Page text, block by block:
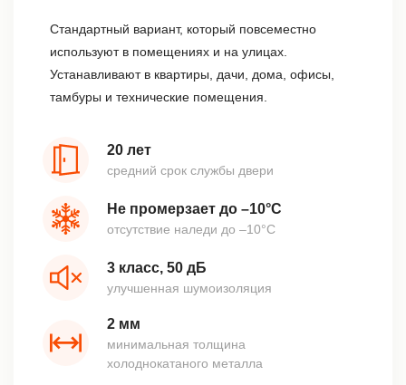
Стандартный вариант, который повсеместно
используют в помещениях и на улицах.
Устанавливают в квартиры, дачи, дома, офисы,
тамбуры и технические помещения.
20 лет
средний срок службы двери
Не промерзает до –10°С
отсутствие наледи до –10°С
3 класс, 50 дБ
улучшенная шумоизоляция
2 мм
минимальная толщина
холоднокатаного металла